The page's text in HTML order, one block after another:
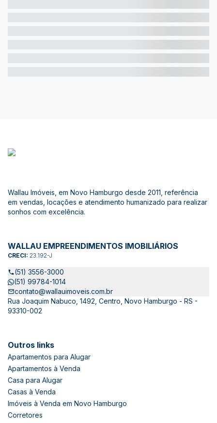
Wallau Imóveis, em Novo Hamburgo desde 2011, referência
em vendas, locações e atendimento humanizado para realizar
sonhos com excelência.
WALLAU EMPREENDIMENTOS IMOBILIÁRIOS
CRECI: 23.192-J
(51) 3556-3000
(51) 99784-1014
contato@wallauimoveis.com.br
Rua Joaquim Nabuco, 1492, Centro, Novo Hamburgo - RS -
93310-002
Outros links
Apartamentos para Alugar
Apartamentos à Venda
Casa para Alugar
Casas à Venda
Imóveis à Venda em Novo Hamburgo
Corretores